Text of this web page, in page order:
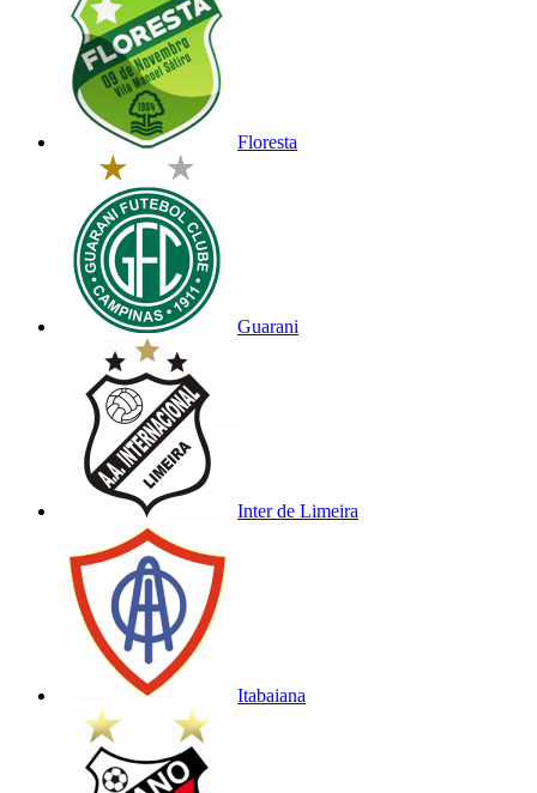
Floresta
Guarani
Inter de Limeira
Itabaiana